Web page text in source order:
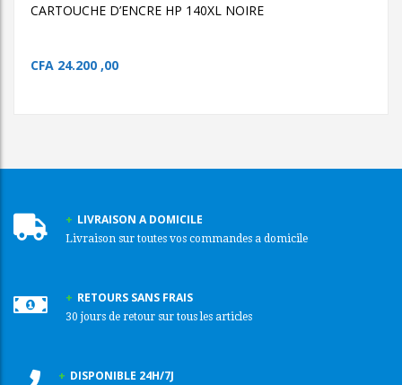
CARTOUCHE D’ENCRE HP 140XL NOIRE
CFA 24.200 ,00
LIVRAISON A DOMICILE
Livraison sur toutes vos commandes a domicile
RETOURS SANS FRAIS
30 jours de retour sur tous les articles
DISPONIBLE 24H/7J